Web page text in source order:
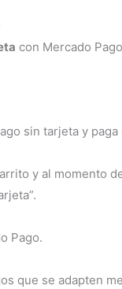
con Mercado
sin tarjeta y paga
y al momento
Pago.
que se adapten